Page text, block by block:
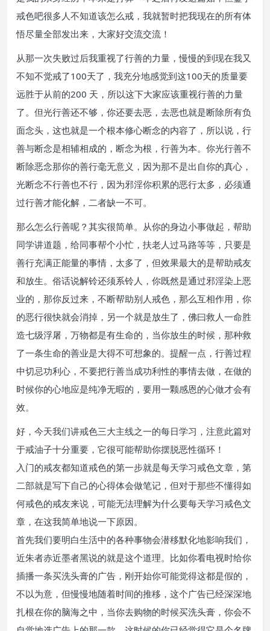
戒色吧很多人不知道该怎么戒，我就暂时把我现在的所有体
悟尽量全部发出来，大家好交流交流！
从那一次失败过后我重视了行善的力量，慢慢的到现在我又
不知不觉戒了100天了，我充分地感觉到这100天的质量要
远胜于从前的200 天，所以这下大家应该重视行善的力量
了。但光行善还不够，你还要去恶，去恶也就是断除所有负
面念头，这也就是一个根本修心断念的内容了，所以说，行
善与断念是相辅相成的，断念为根，行善为本。你光行善不
断除恶念那你的善行毫无意义，因为那不是出自你的真心，
光断念不行善也不行，因为邪淫你积累的恶行太多，必须通
过行善才能化解，二者缺一不可。
那么怎么行善呢？其实很简单。从你的身边小事做起，帮助
同学讲道题，给同事帮个小忙，扶老人过马路等等，只要是
善行充满正能量的事情，太多了，但效果最大的是帮助戒友
和放生。俗话说解铃还须系铃人，你既然是通过邪淫染上恶
业的，那你反过来，不断帮助别人戒色，那么互相作用，你
的恶行很快就会消掉，另一个就是放生了，佛曰救人一命胜
造七级浮屠，万物都是有生命的，当你放生的时候，那种救
了一条生命的善业是大得不可想象的。提醒一点，行善过程
中切忌功利心，不要把行善当成功利性的事情去做，在做的
时候你的心地应是纯净无暇的，要用一颗感恩的心做才会有
效。
好，今天我们讲戒色三大主线之一的每日学习，注意此篇对
于戒油子十分重要，它很可能帮助你摆脱恶性循环！
入门的戒友都知道戒色的第一步就是每天学习戒色文章，第
二部就是写下自己的心得体会做笔记，但对于那些不懂得如
何戒色的戒友来说，可能无法理解为什么要每天学习戒色文
章，在这我简单地说一下原因。
首先我们要明白生活中的各种事物会潜移默化地影响我们，
近朱者赤近墨者黑说的就是这个道理。比如你看电视时给你
插播一条买洗头膏的广告，刚开始你可能觉得这都是假的，
不以为意，但慢慢地随着时间的推移，这个广告已经深深地
扎根在你的脑海之中，当你去购物的时候买洗头膏，你会不